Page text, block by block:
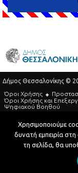
Δήμος Θεσσαλονίκης ©
Όροι Χρήσης
Όροι Xρήσης και
Ψηφιακού Βοηθού
Τηλεφωνικός Κατάλογος
Developed by
Χρησιμοποιούμε
δυνατή εμπειρία στη
τη σελίδα, θα